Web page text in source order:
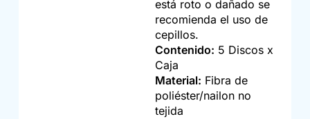
está roto o dañado se
recomienda el uso de
cepillos.
Contenido: 5 Discos x
Caja
Material: Fibra de
poliéster/nailon no
tejida